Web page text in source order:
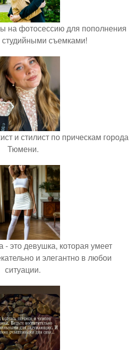
на фотосессию для пополнения
съемками!
и стилист по прическам города
Тюмени.
это девушка, которая умеет
и элегантно в любои
ситуации.